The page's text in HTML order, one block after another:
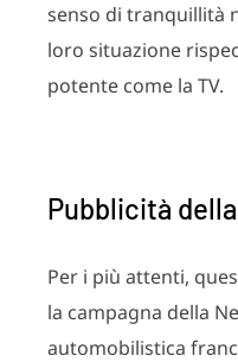
senso di tranquillità
loro situazione
potente come la TV.
Pubblicità
Per i più attenti,
la campagna della
automobilistica